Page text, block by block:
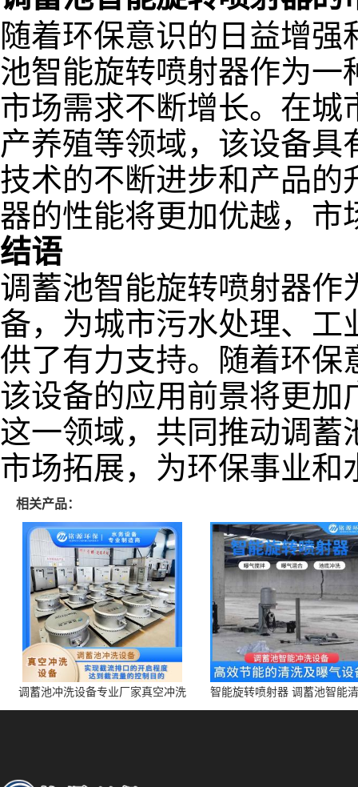
随着环保意识的日益增
池智能旋转喷射器作为一
市场需求不断增长。在
产养殖等领域，该设备
技术的不断进步和产品的
器的性能将更加优越，市
结语
调蓄池智能旋转喷射器作
备，为城市污水处理、工
供了有力支持。随着环保
该设备的应用前景将更加
这一领域，共同推动调
市场拓展，为环保事业
相关产品：
调蓄池冲洗设备专业厂家真空冲洗
装置厂家青岛铭源环保减少堵塞设
智能旋转喷射器 调蓄池智能
点对点面对面旋转清洗